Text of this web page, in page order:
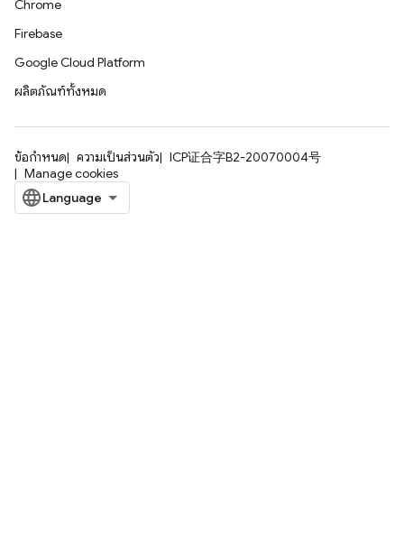
Chrome
Firebase
Google Cloud Platform
ผลิตภัณฑ์ทั้งหมด
ข้อกำหนด ความเป็นส่วนตัว
ICP证合字B2-20070004号
Manage cookies